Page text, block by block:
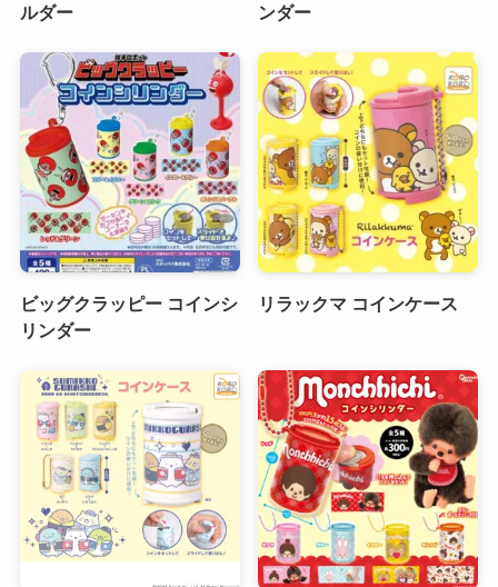
ルダー
ンダー
ビッグクラッピー コインシ
リンダー
リラックマ コインケース